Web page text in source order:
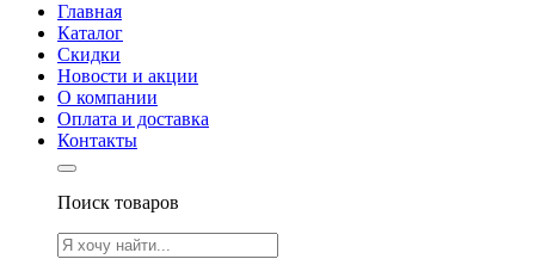
Главная
Каталог
Скидки
Новости и акции
О компании
Оплата и доставка
Контакты
Поиск товаров